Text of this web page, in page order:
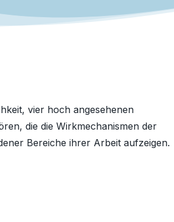
vier hoch angesehenen
die die Wirkmechanismen der
Bereiche ihrer Arbeit aufzeigen.